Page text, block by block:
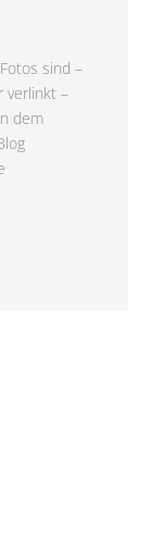
sind –
verlinkt –
dem